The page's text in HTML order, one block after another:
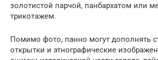
золотистой парчой, панбархатом или
трикотажем.
Помимо фото, панно могут дополнять
открытки и этнографические